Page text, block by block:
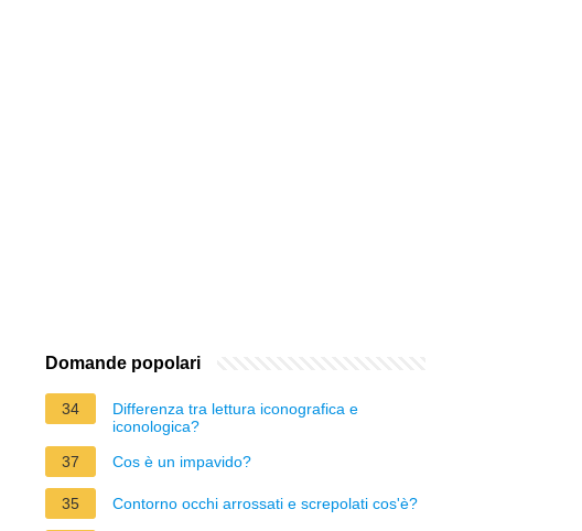
Domande popolari
34
Differenza tra lettura iconografica e
iconologica?
37
Cos è un impavido?
35 Contorno occhi arrossati e screpolati cos'è?